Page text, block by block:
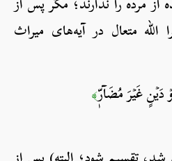
متعال در آیه‌های میراث
دَيۡنٍ غَيۡرَ مُضَآرّٖ﴾